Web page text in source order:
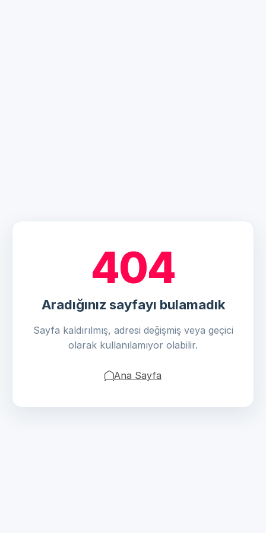
404
Aradığınız sayfayı bulamadık
Sayfa kaldırılmış, adresi değişmiş veya geçici
olarak kullanılamıyor olabilir.
Ana Sayfa